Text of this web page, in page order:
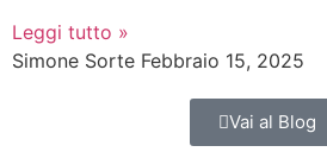
Leggi tutto »
Simone Sorte Febbraio 15, 2025
Vai al Blog